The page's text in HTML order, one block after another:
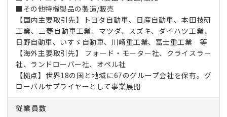
■その他特機製品の製造/販売
【国内主要取引先】トヨタ自動車、日産自動車、本田技研
工業、三菱自動車工業、マツダ、スズキ、ダイハツ工業、
日野自動車、いすゞ自動車、川崎重工業、富士重工業 等
【海外主要取引先】 フォード・モーター社、クライスラー
社、ランドローバー社、オペル社
【拠点】世界18の国と地域に67のグループ会社を保有。グ
ローバルサプライヤーとして事業展開
従業員数